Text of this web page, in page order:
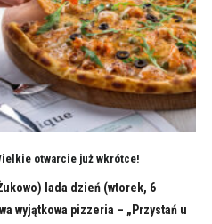
otwarcie już wkrótce!
lada dzień (wtorek, 6
wyjątkowa pizzeria – „Przystań u